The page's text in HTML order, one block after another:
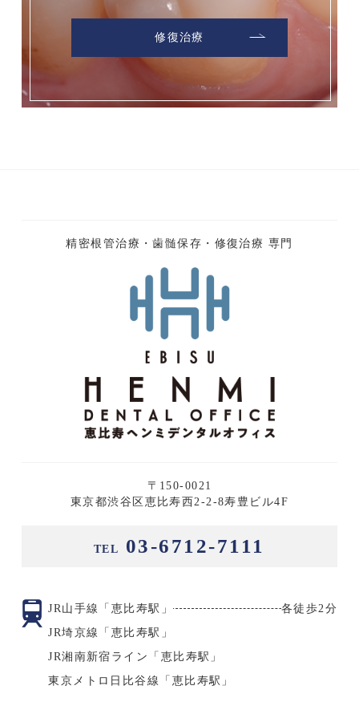
修復治療
精密根管治療・歯髄保存・修復治療 専門
〒150-0021
東京都渋谷区恵比寿西2-2-8寿豊ビル4F
TEL 03-6712-7111
JR山手線「恵比寿駅」
各徒歩2分
JR埼京線「恵比寿駅」
JR湘南新宿ライン「恵比寿駅」
東京メトロ日比谷線「恵比寿駅」